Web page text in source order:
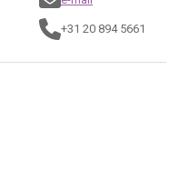
+31 20 894 5661